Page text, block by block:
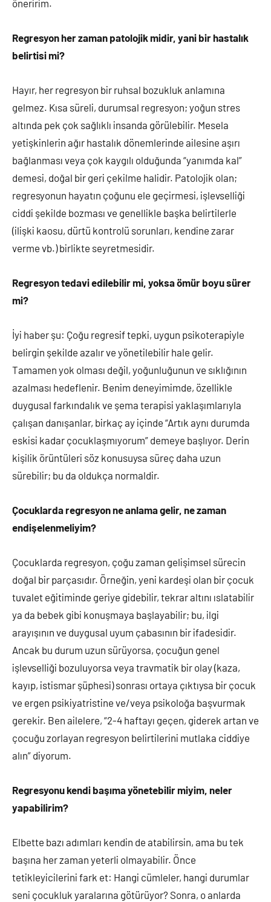
öneririm.
Regresyon her zaman patolojik midir, yani bir hastalık
belirtisi mi?
Hayır, her regresyon bir ruhsal bozukluk anlamına
gelmez. Kısa süreli, durumsal regresyon; yoğun stres
altında pek çok sağlıklı insanda görülebilir. Mesela
yetişkinlerin ağır hastalık dönemlerinde ailesine aşırı
bağlanması veya çok kaygılı olduğunda “yanımda kal”
demesi, doğal bir geri çekilme halidir. Patolojik olan;
regresyonun hayatın çoğunu ele geçirmesi, işlevselliği
ciddi şekilde bozması ve genellikle başka belirtilerle
(ilişki kaosu, dürtü kontrolü sorunları, kendine zarar
verme vb.) birlikte seyretmesidir.
Regresyon tedavi edilebilir mi, yoksa ömür boyu sürer
mi?
İyi haber şu: Çoğu regresif tepki, uygun psikoterapiyle
belirgin şekilde azalır ve yönetilebilir hale gelir.
Tamamen yok olması değil, yoğunluğunun ve sıklığının
azalması hedeflenir. Benim deneyimimde, özellikle
duygusal farkındalık ve şema terapisi yaklaşımlarıyla
çalışan danışanlar, birkaç ay içinde “Artık aynı durumda
eskisi kadar çocuklaşmıyorum” demeye başlıyor. Derin
kişilik örüntüleri söz konusuysa süreç daha uzun
sürebilir; bu da oldukça normaldir.
Çocuklarda regresyon ne anlama gelir, ne zaman
endişelenmeliyim?
Çocuklarda regresyon, çoğu zaman gelişimsel sürecin
doğal bir parçasıdır. Örneğin, yeni kardeşi olan bir çocuk
tuvalet eğitiminde geriye gidebilir, tekrar altını ıslatabilir
ya da bebek gibi konuşmaya başlayabilir; bu, ilgi
arayışının ve duygusal uyum çabasının bir ifadesidir.
Ancak bu durum uzun sürüyorsa, çocuğun genel
işlevselliği bozuluyorsa veya travmatik bir olay (kaza,
kayıp, istismar şüphesi) sonrası ortaya çıktıysa bir çocuk
ve ergen psikiyatristine ve/veya psikoloğa başvurmak
gerekir. Ben ailelere, “2-4 haftayı geçen, giderek artan ve
çocuğu zorlayan regresyon belirtilerini mutlaka ciddiye
alın” diyorum.
Regresyonu kendi başıma yönetebilir miyim, neler
yapabilirim?
Elbette bazı adımları kendin de atabilirsin, ama bu tek
başına her zaman yeterli olmayabilir. Önce
tetikleyicilerini fark et: Hangi cümleler, hangi durumlar
seni çocukluk yaralarına götürüyor? Sonra, o anlarda